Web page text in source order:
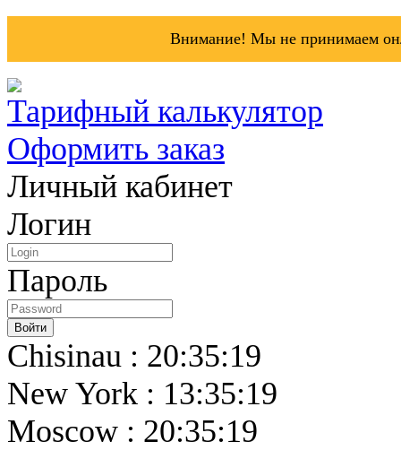
Внимание! Мы не принимаем
Тарифный калькулятор
Оформить заказ
Личный кабинет
Логин
Пароль
Chisinau : 20:35:19
New York : 13:35:19
Moscow : 20:35:19